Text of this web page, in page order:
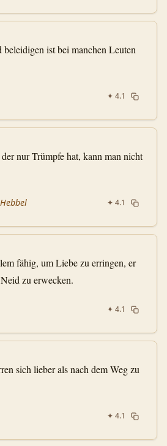
ist bei manchen Leuten
✦ 4.1
nur Trümpfe hat, kann man nicht
✦ 4.1
fähig, um Liebe zu erringen, er
zu erwecken.
✦ 4.1
sich lieber als nach dem Weg zu
✦ 4.1